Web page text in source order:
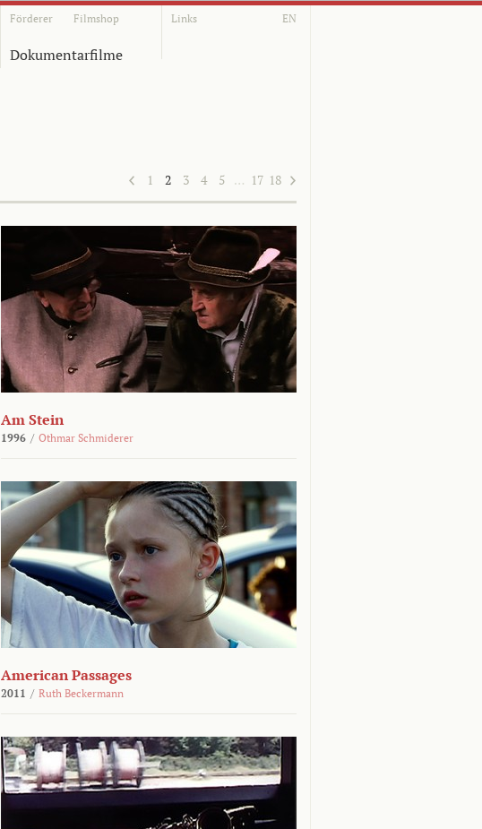
Förderer Filmshop Links EN
Dokumentarfilme
1 2 3 4 5 … 17 18
Am Stein
1996 / Othmar Schmiderer
American Passages
2011 / Ruth Beckermann